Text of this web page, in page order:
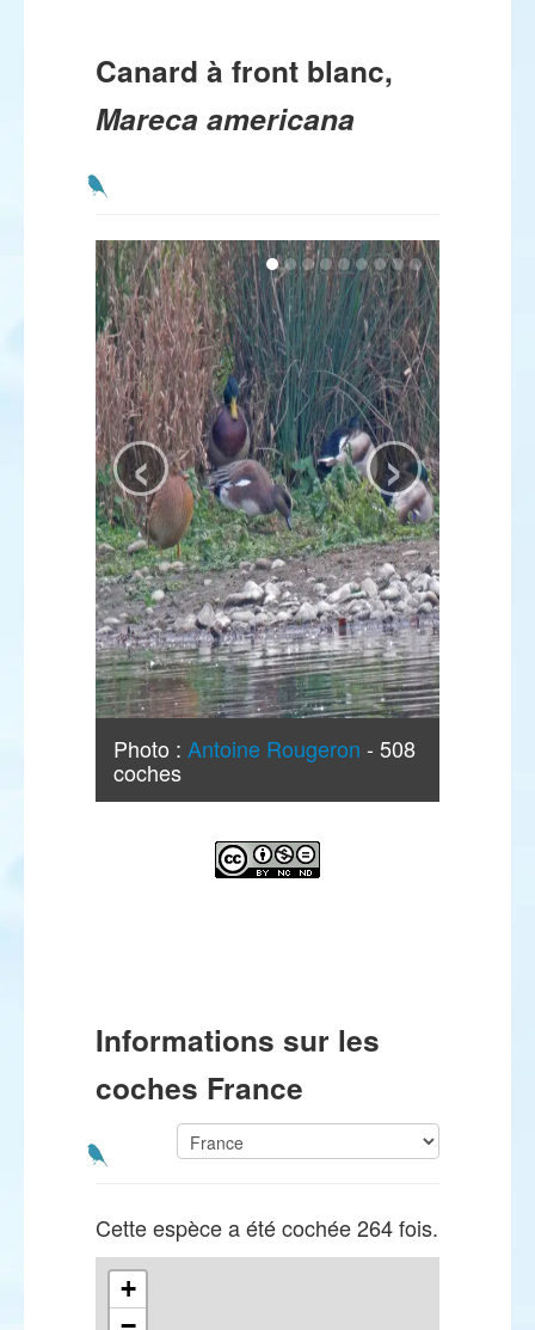
Canard à front blanc,
Mareca americana
Photo : Antoine Rougeron - 508
coches
‹ ›
Informations sur les
coches France
Cette espèce a été cochée 264 fois.
+